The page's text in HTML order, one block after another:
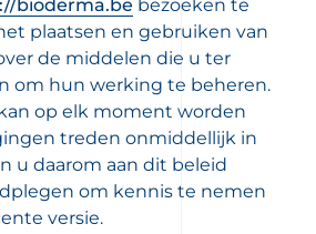
bioderma.be bezoeken te
plaatsen en gebruiken van
de middelen die u ter
om hun werking te beheren.
op elk moment worden
treden onmiddellijk in
u daarom aan dit beleid
om kennis te nemen
versie.